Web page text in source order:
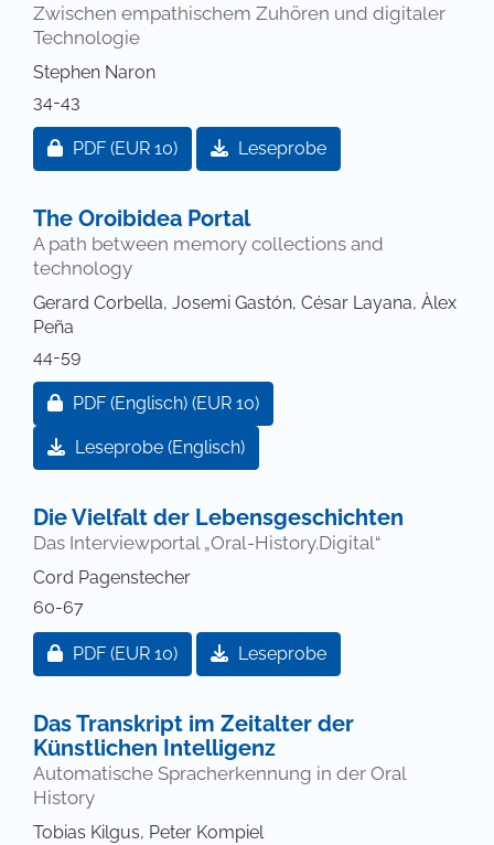
Zwischen empathischem Zuhören und digitaler
Technologie
Stephen Naron
34-43
Zugang für Abonnent/innen oder durch Zahlung
PDF (EUR 10) Leseprobe
The Oroibidea Portal
A path between memory collections and
technology
Gerard Corbella, Josemi Gastón, César Layana, Àlex
Peña
44-59
Zugang für Abonnent/innen oder durch Zahlung
PDF (Englisch) (EUR 10)
Leseprobe (Englisch)
Die Vielfalt der Lebensgeschichten
Das Interviewportal „Oral-History.Digital“
Cord Pagenstecher
60-67
Zugang für Abonnent/innen oder durch Zahlung
PDF (EUR 10) Leseprobe
Das Transkript im Zeitalter der
Künstlichen Intelligenz
Automatische Spracherkennung in der Oral
History
Tobias Kilgus, Peter Kompiel